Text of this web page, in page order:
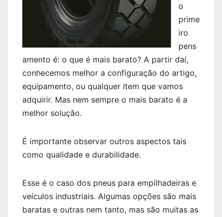
o
prime
iro
pens
amento é: o que é mais barato? A partir daí,
conhecemos melhor a configuração do artigo,
equipamento, ou qualquer item que vamos
adquirir. Mas nem sempre o mais barato é a
melhor solução.
É importante observar outros aspectos tais
como qualidade e durabilidade.
Esse é o caso dos pneus para empilhadeiras e
veículos industriais. Algumas opções são mais
baratas e outras nem tanto, mas são muitas as